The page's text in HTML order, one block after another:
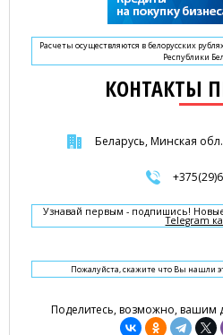
Расчеты осуществляются в белорусских
Республики
КОНТАКТЫ
Беларусь, Минская
Узнавай первым - подпишись!
Telegram
Пожалуйста, скажите что Вы нашли
Поделитесь, возможно, вашим